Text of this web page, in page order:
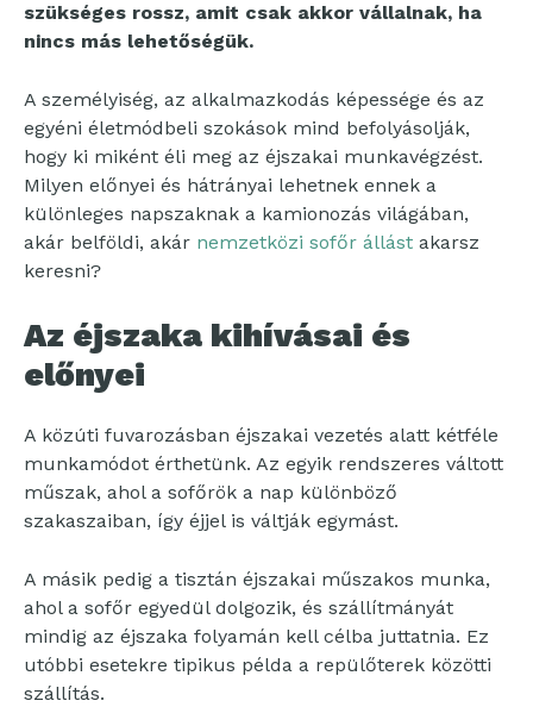
szükséges rossz, amit csak akkor vállalnak, ha
nincs más lehetőségük.
A személyiség, az alkalmazkodás képessége és az
egyéni életmódbeli szokások mind befolyásolják,
hogy ki miként éli meg az éjszakai munkavégzést.
Milyen előnyei és hátrányai lehetnek ennek a
különleges napszaknak a kamionozás világában,
akár belföldi, akár nemzetközi sofőr állást akarsz
keresni?
Az éjszaka kihívásai és
előnyei
A közúti fuvarozásban éjszakai vezetés alatt kétféle
munkamódot érthetünk. Az egyik rendszeres váltott
műszak, ahol a sofőrök a nap különböző
szakaszaiban, így éjjel is váltják egymást.
A másik pedig a tisztán éjszakai műszakos munka,
ahol a sofőr egyedül dolgozik, és szállítmányát
mindig az éjszaka folyamán kell célba juttatnia. Ez
utóbbi esetekre tipikus példa a repülőterek közötti
szállítás.